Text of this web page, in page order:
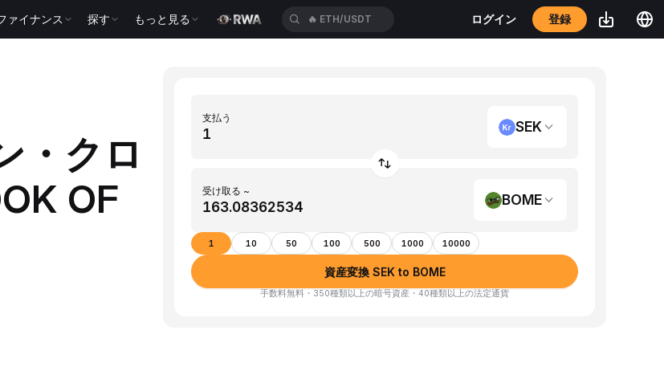
ァイナンス 探す もっと見る 🔥 ETH/USDT ログイン 登録
・クロ
OF
支払う
SEK
受け取る ~
BOME
1 10 50 100 500 1000 10000
資産変換 SEK to BOME
手数料無料・350種類以上の暗号資産・40種類以上の法定通貨